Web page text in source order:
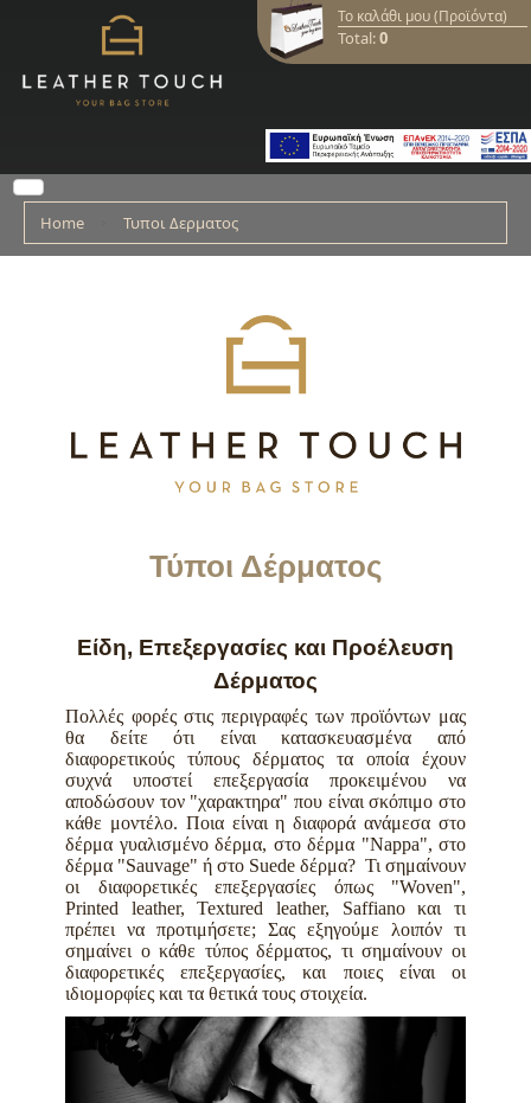
Το καλάθι μου (Προϊόντα)
Total:0
Home Τυποι Δερματος
Τύποι Δέρματος
Είδη, Επεξεργασίες και Προέλευση
Δέρματος
Πολλές φορές στις περιγραφές των προϊόντων μας
θα δείτε ότι είναι κατασκευασμένα από
διαφορετικούς τύπους δέρματος τα οποία έχουν
συχνά υποστεί επεξεργασία προκειμένου να
αποδώσουν τον "χαρακτηρα" που είναι σκόπιμο στο
κάθε μοντέλο. Ποια είναι η διαφορά ανάμεσα στο
δέρμα γυαλισμένο δέρμα, στο δέρμα "Nappa", στο
δέρμα "Sauvage" ή στο Suede δέρμα? Τι σημαίνουν
οι διαφορετικές επεξεργασίες όπως "Woven",
Printed leather, Textured leather, Saffiano και τι
πρέπει να προτιμήσετε; Σας εξηγούμε λοιπόν τι
σημαίνει ο κάθε τύπος δέρματος, τι σημαίνουν οι
διαφορετικές επεξεργασίες, και ποιες είναι οι
ιδιομορφίες και τα θετικά τους στοιχεία.